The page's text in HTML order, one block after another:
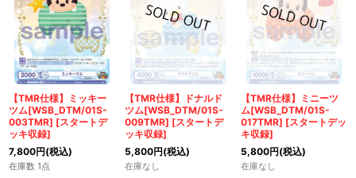
並び順:
絞り込む
【TMR仕様】ミッキー
ツム[WSB_DTM/01S-
003TMR] [スタートデ
ッキ収録]
7,800円(税込)
在庫数 1点
【TMR仕様】ドナルド
ツム[WSB_DTM/01S-
009TMR] [スタートデ
ッキ収録]
5,800円(税込)
在庫なし
【TMR仕様】ミニーツ
ム[WSB_DTM/01S-
017TMR] [スタートデッ
キ収録]
5,800円(税込)
在庫なし